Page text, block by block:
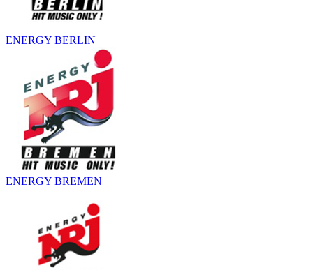
ENERGY BERLIN
ENERGY BREMEN